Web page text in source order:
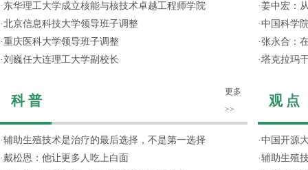
· 东华理工大学成立核能与核技术卓越工程师学院
·北京信息科技大学领导班子调整
·重庆医科大学领导班子调整
·刘巍任大连理工大学副校长
科 普
更多
>>
·辅助生殖技术是治疗的最后选择，不是第一选择
·戴松恩：他让更多人吃上白面
·姜中宏：
·中国科学
·张永合：
·塔克拉玛
观 点
·中国开源
·辅助生殖